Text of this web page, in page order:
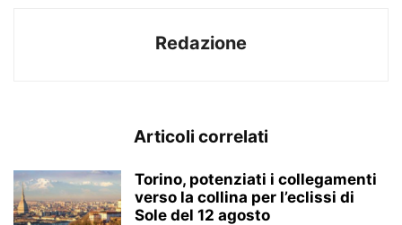
Redazione
Articoli correlati
Torino, potenziati i collegamenti
verso la collina per l’eclissi di
Sole del 12 agosto